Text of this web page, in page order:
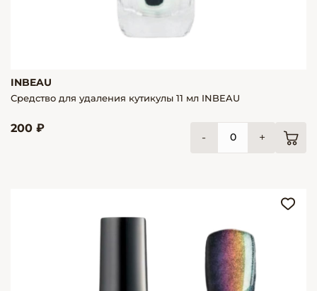
INBEAU
Средство для удаления кутикулы 11 мл INBEAU
200 ₽
- +